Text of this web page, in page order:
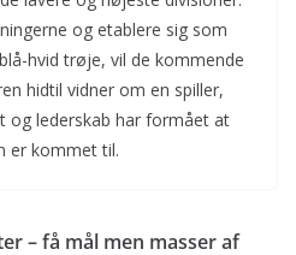
og etablere sig som
hvid trøje, vil de kommende
hidtil vidner om en spiller,
og lederskab har formået at
er kommet til.
– få mål men masser af